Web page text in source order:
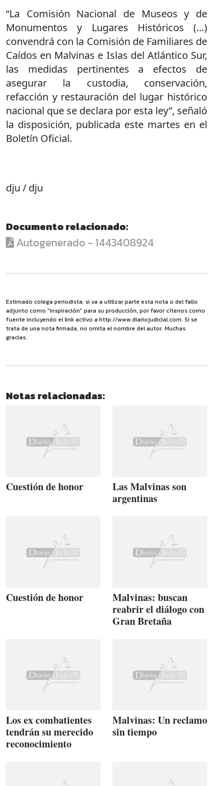
“La Comisión Nacional de Museos y de
Monumentos y Lugares Históricos (…)
convendrá con la Comisión de Familiares de
Caídos en Malvinas e Islas del Atlántico Sur,
las medidas pertinentes a efectos de
asegurar la custodia, conservación,
refacción y restauración del lugar histórico
nacional que se declara por esta ley”, señaló
la disposición, publicada este martes en el
Boletín Oficial.
dju / dju
Documento relacionado:
Autogenerado - 1443408924
Estimado colega periodista: si va a utilizar parte esta nota o del fallo
adjunto como "inspiración" para su producción, por favor cítenos como
fuente incluyendo el link activo a http://www.diariojudicial.com. Si se
trata de una nota firmada, no omita el nombre del autor. Muchas
gracias.
Notas relacionadas:
Cuestión de honor
Las Malvinas son
argentinas
Cuestión de honor
Malvinas: buscan
reabrir el diálogo con
Gran Bretaña
Los ex combatientes
tendrán su merecido
reconocimiento
Malvinas: Un reclamo
sin tiempo